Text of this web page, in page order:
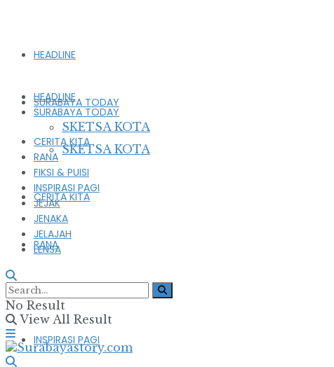
HEADLINE
SURABAYA TODAY
SKETSA KOTA
CERITA KITA
RANA
FIKSI & PUISI
INSPIRASI PAGI
HEADLINE
SURABAYA TODAY
SKETSA KOTA
CERITA KITA
RANA
FIKSI & PUISI
INSPIRASI PAGI
JEJAK
JENAKA
JELAJAH
LENSA
No Result
View All Result